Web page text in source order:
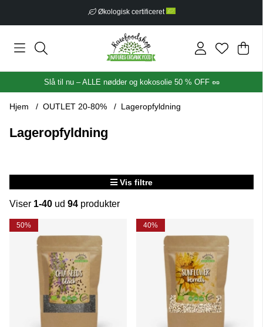
Økologisk certificeret
.
Slå til nu – ALLE nødder og kokosolie 50 % OFF 🥜
Hjem OUTLET 20-80% Lageropfyldning
Lageropfyldning
Vis filtre
Viser 1-40 ud 94 produkter
Produkter
50% 40%